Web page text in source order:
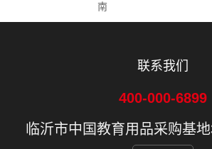
南
联系我们
400-000-6899
临沂市中国教育用品采购基